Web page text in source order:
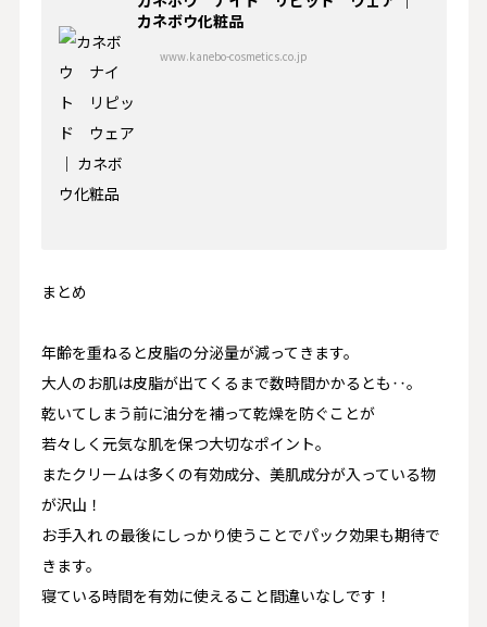
カネボウ化粧品
www.kanebo-cosmetics.co.jp
まとめ
年齢を重ねると皮脂の分泌量が減ってきます。
大人のお肌は皮脂が出てくるまで数時間かかるとも‥。
乾いてしまう前に油分を補って乾燥を防ぐ ことが
若々しく元気な肌を保つ大切なポイント。
またクリームは多くの有効成分、美肌成分が入っている物
が沢山！
お手入れ の最後にしっかり使うことでパック効果も期待で
きます。
寝ている時間を有効に使えること間違いなしです！